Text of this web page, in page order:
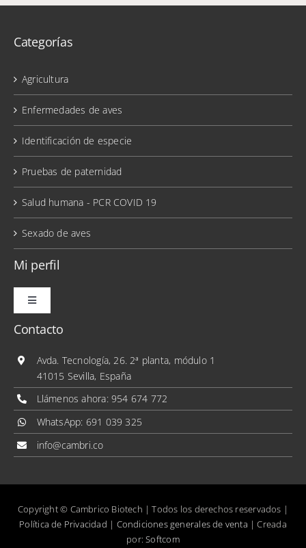
Categorías
Agricultura
Enfermedades de aves
Identificación de especie
Pruebas de paternidad
Salud humana - PCR COVID 19
Sexado de aves
Mi perfil
Toggle
Mis pedidos
Mis direcciones
Mis datos personales
Contacto
Avda. Tecnología, 26. 2ª planta, módulo 1
41015 Sevilla, España
Llámenos ahora: 954 674 772
WhatsApp: 691 039 325
info@cambri.co
Copyright © Cambrico Biotech | Todos los derechos reservados |
Política de Privacidad | Condiciones generales de venta | Creada
por:Softcom